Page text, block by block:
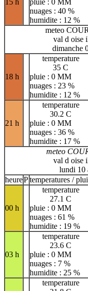
nuages : 40 %
humidite : 12 %
meteo
val d oise
dimanche
18 h
temperature
35 C
pluie : 0 MM
nuages : 23 %
humidite : 12 %
21 h
temperature
30.2 C
pluie : 0 MM
nuages : 36 %
humidite : 17 %
meteo
val d oise
lundi 10
heurePtemperatures /
00 h
temperature
27.1 C
pluie : 0 MM
nuages : 61 %
humidite : 19 %
03 h
temperature
23.6 C
pluie : 0 MM
nuages : 7 %
humidite : 25 %
temperature